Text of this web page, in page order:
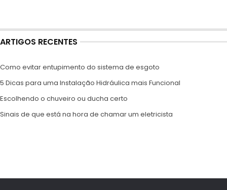
ARTIGOS RECENTES
Como evitar entupimento do sistema de esgoto
5 Dicas para uma Instalação Hidráulica mais Funcional
Escolhendo o chuveiro ou ducha certo
Sinais de que está na hora de chamar um eletricista